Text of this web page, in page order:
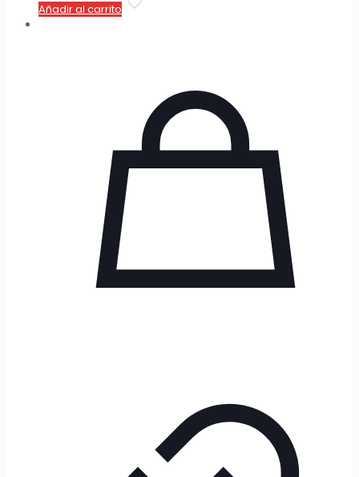
Añadir al carrito